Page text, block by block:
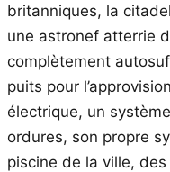
britanniques, la
une astronef atterrie
complètement
puits pour
électrique, un
ordures, son propre
piscine de la ville,